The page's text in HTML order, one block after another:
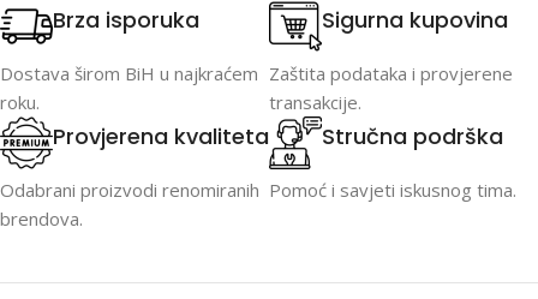
Brza isporuka
Dostava širom BiH u najkraćem
roku.
Sigurna kupovina
Zaštita podataka i provjerene
transakcije.
Provjerena kvaliteta
Odabrani proizvodi renomiranih
brendova.
Stručna podrška
Pomoć i savjeti iskusnog tima.